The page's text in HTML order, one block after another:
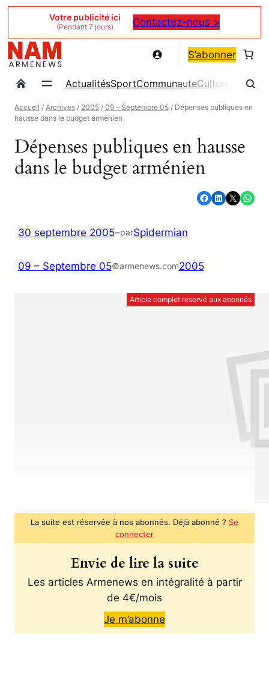
contenu
Votre publicité ici
(Pendant 7 jours) Contactez-nous >
S’abonner
ActualitésSportCommunauteCulture
Accueil /Archives / 2005 /09 – Septembre 05 / Dépenses publiques en
hausse dans le budget arménien
Dépenses publiques en hausse
dans le budget arménien
Partager sur Facebook Partager sur LinkedIn Partager sur X Partager sur WhatsApp
30 septembre 2005–parSpidermian
09 – Septembre 05©armenews.com2005
Article complet reservé aux abonnés
La suite est réservée à nos abonnés. Déjà abonné ? Se
connecter
Envie de lire la suite
Les articles Armenews en intégralité à partir
de 4€/mois
Je m’abonne